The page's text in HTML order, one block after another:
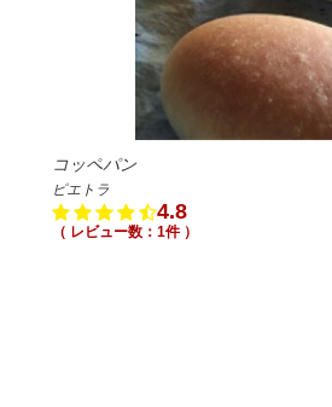
コッペパン
ピエトラ
4.8
（ レビュー数：1件 ）